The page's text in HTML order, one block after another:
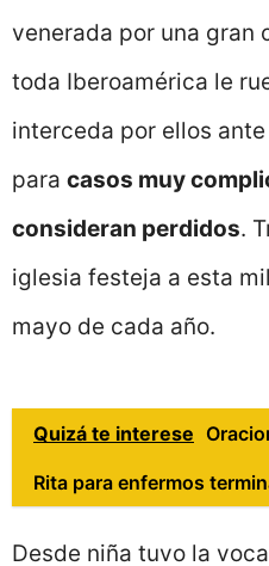
venerada por una gran
toda Iberoamérica le
interceda por ellos
para casos muy
consideran perdidos.
iglesia festeja a esta
mayo de cada año.
Quizá te interese
Rita para enfermos
Desde niña tuvo la